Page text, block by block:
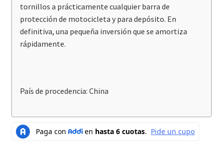
tornillos a prácticamente cualquier barra de
protección de motocicleta y para depósito. En
definitiva, una pequeña inversión que se amortiza
rápidamente.
País de procedencia: China